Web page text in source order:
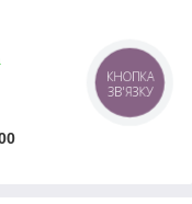
КНОПКА
ЗВ'ЯЗКУ